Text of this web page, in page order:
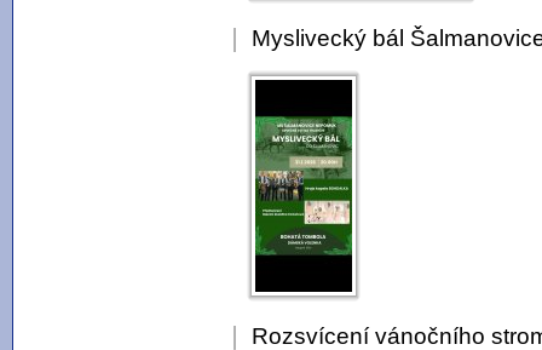
Myslivecký bál
Rozsvícení vánočního